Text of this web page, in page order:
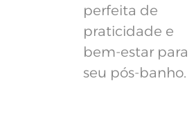
perfeita de
praticidade e
bem-estar para
seu pós-banho.